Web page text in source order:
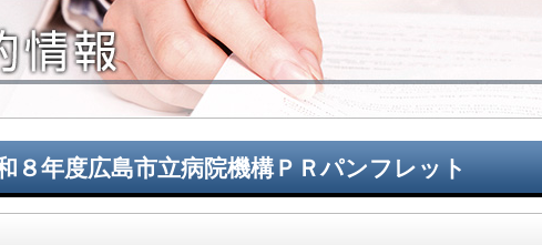
年度広島市立病院機構ＰＲパンフレット